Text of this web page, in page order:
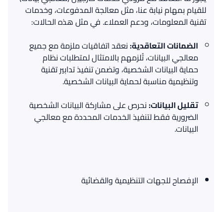
للقيام بمهام نيابة عنا، مثل معالجة المدفوعات، وخدمات
تقنية المعلومات، ودعم العملاء. في مثل هذه الحالات:
الضماناتالتعاقدية:نعقد اتفاقيات ملزمة مع جميع
معالجي البيانات، تُلزمهم بالامتثال لمتطلبات نظام
حماية البيانات الشخصية، وتضمن تنفيذ تدابير تقنية
وتنظيمية مناسبة لحماية البيانات الشخصية.
تقليلالبيانات:نحرص على مشاركة البيانات الشخصية
الضرورية فقط لتنفيذ الخدمات المحددة مع معالجي
البيانات.
الإفصاحللجهاتالتنظيميةوالقضائية